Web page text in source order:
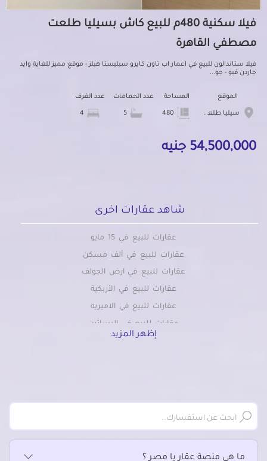
فيلا سكنية 480م للبيع كاش بسيليا طلعت
مصطفي القاهرة
فيلا ستاندالون للبيع في اعمار اب تاون كايرو سيليستا هيلز - موقع مميز للغاية وايد
جاردن فيو - جو...
الموقع
سيليا طلعت مصطفي
المساحة عدد الحمامات عدد الغرف
54,500,000 جنيه
شاهد عقارات اخرى
عقارات للبيع في 15 مايو
عقارات للبيع في ألف مسكن
عقارات للبيع في ارض الجولف
عقارات للبيع في الأزبكية
عقارات للبيع في الاميريه
عقارات للبيع في البساتين
عقارات للبيع في التبين
إظهر المزيد
ما هي منصة عقار يا مصر ؟